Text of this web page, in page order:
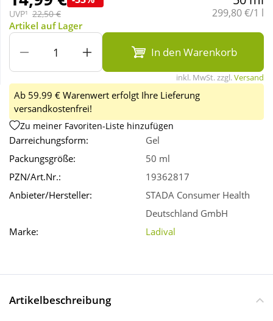
Wellness
UVP¹ 22,50 € Grundpreis:
299,80 €/1 l
Artikel auf Lager
In den Warenkorb
inkl. MwSt. zzgl.Versand
Ab 59.99 € Warenwert erfolgt Ihre Lieferung
versandkostenfrei!
Zu meiner Favoriten-Liste hinzufügen
Darreichungsform:
Gel
Packungsgröße:
50 ml
PZN/Art.Nr.:
19362817
Anbieter/Hersteller:
STADA Consumer Health
Deutschland GmbH
Marke:
Ladival
Artikelbeschreibung